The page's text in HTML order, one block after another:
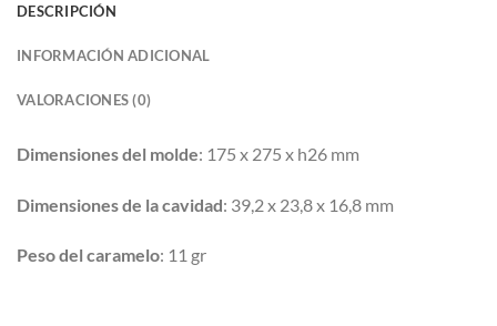
DESCRIPCIÓN
INFORMACIÓN ADICIONAL
VALORACIONES (0)
Dimensiones del molde: 175 x 275 x h26 mm
Dimensiones de la cavidad: 39,2 x 23,8 x 16,8 mm
Peso del caramelo: 11 gr